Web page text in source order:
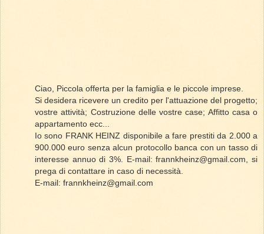
Ciao, Piccola offerta per la famiglia e le piccole imprese.
Si desidera ricevere un credito per l'attuazione del progetto;
vostre attività; Costruzione delle vostre case; Affitto casa o
appartamento ecc...
Io sono FRANK HEINZ disponibile a fare prestiti da 2.000 a
900.000 euro senza alcun protocollo banca con un tasso di
interesse annuo di 3%. E-mail: frannkheinz@gmail.com, si
prega di contattare in caso di necessità.
E-mail: frannkheinz@gmail.com